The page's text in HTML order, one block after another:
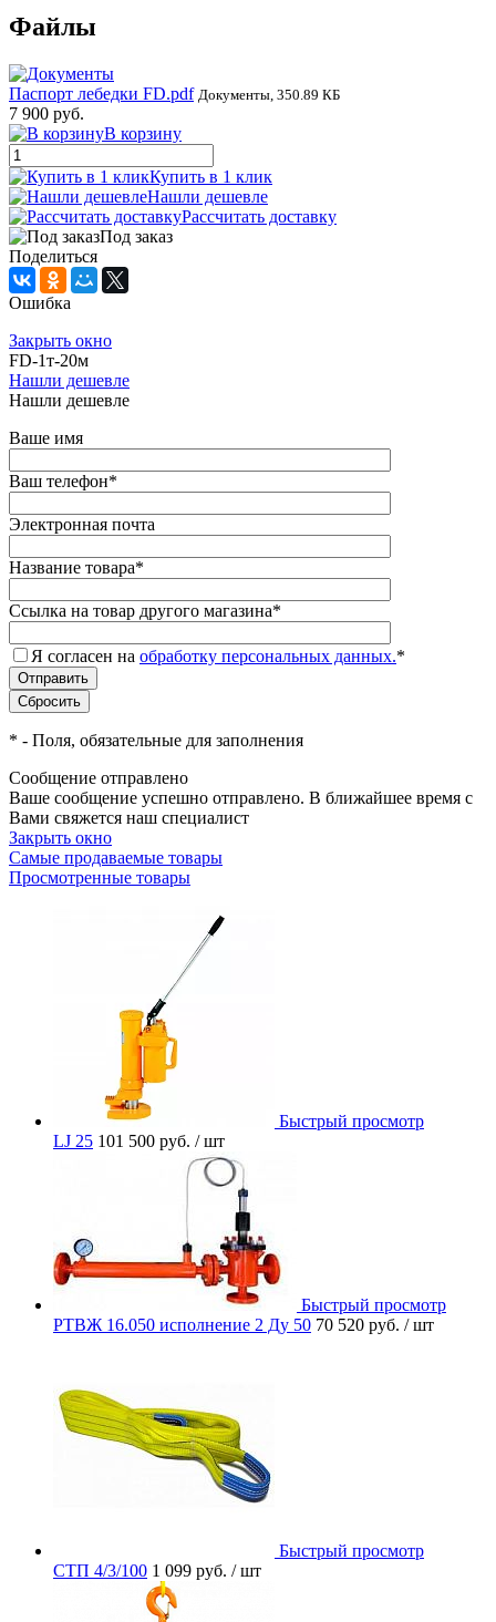
Файлы
Паспорт лебедки FD.pdf Документы, 350.89 КБ
7 900 руб.
В корзину
Купить в 1 клик
Нашли дешевле
Рассчитать доставку
Под заказ
Поделиться
Ошибка
Закрыть окно
FD-1т-20м
Нашли дешевле
Нашли дешевле
Ваше имя
Ваш телефон*
Электронная почта
Название товара*
Ссылка на товар другого магазина*
Я согласен на обработку персональных данных.*
* - Поля, обязательные для заполнения
Сообщение отправлено
Ваше сообщение успешно отправлено. В ближайшее время с
Вами свяжется наш специалист
Закрыть окно
Самые продаваемые товары
Просмотренные товары
Быстрый просмотр
LJ 25 101 500 руб. / шт
Быстрый просмотр
РТВЖ 16.050 исполнение 2 Ду 50 70 520 руб. / шт
Быстрый просмотр
СТП 4/3/100 1 099 руб. / шт